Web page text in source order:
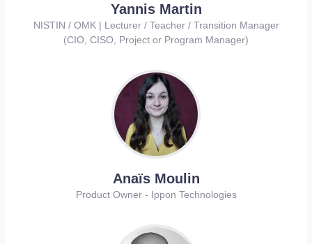
Yannis Martin
NISTIN / OMK | Lecturer / Teacher / Transition Manager
(CIO, CISO, Project or Program Manager)
Anaïs Moulin
Product Owner - Ippon Technologies